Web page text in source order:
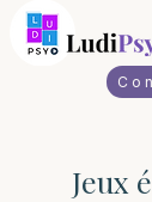
Jeux